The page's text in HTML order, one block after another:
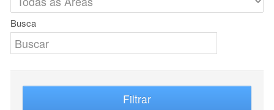
Busca
Filtrar